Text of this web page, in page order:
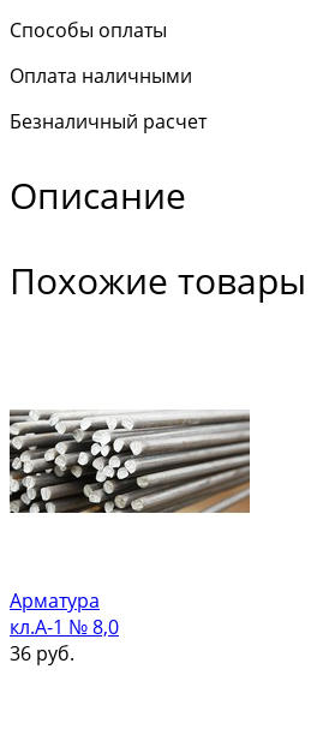
Способы оплаты
Оплата наличными
Безналичный расчет
Описание
Похожие товары
Арматура
кл.А-1 № 8,0
36 руб.